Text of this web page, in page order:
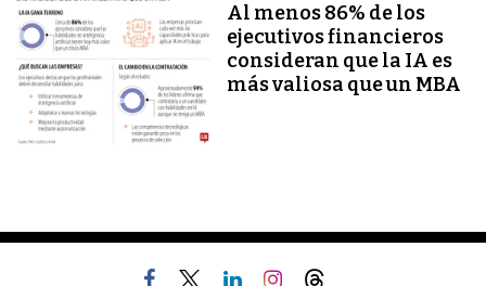
Al menos 86% de los
ejecutivos financieros
consideran que la IA es
más valiosa que un MBA